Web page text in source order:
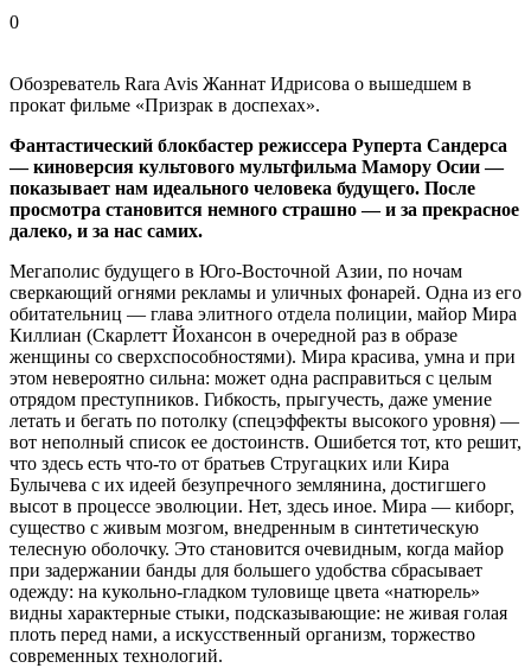
0
Обозреватель Rara Avis Жаннат Идрисова о вышедшем в
прокат фильме «Призрак в доспехах».
Фантастический блокбастер режиссера Руперта Сандерса
— киноверсия культового мультфильма Мамору Осии —
показывает нам идеального человека будущего. После
просмотра становится немного страшно — и за прекрасное
далеко, и за нас самих.
Мегаполис будущего в Юго-Восточной Азии, по ночам
сверкающий огнями рекламы и уличных фонарей. Одна из его
обитательниц — глава элитного отдела полиции, майор Мира
Киллиан (Скарлетт Йохансон в очередной раз в образе
женщины со сверхспособностями). Мира красива, умна и при
этом невероятно сильна: может одна расправиться с целым
отрядом преступников. Гибкость, прыгучесть, даже умение
летать и бегать по потолку (спецэффекты высокого уровня) —
вот неполный список ее достоинств. Ошибется тот, кто решит,
что здесь есть что-то от братьев Стругацких или Кира
Булычева с их идеей безупречного землянина, достигшего
высот в процессе эволюции. Нет, здесь иное. Мира — киборг,
существо с живым мозгом, внедренным в синтетическую
телесную оболочку. Это становится очевидным, когда майор
при задержании банды для большего удобства сбрасывает
одежду: на кукольно-гладком туловище цвета «натюрель»
видны характерные стыки, подсказывающие: не живая голая
плоть перед нами, а искусственный организм, торжество
современных технологий.